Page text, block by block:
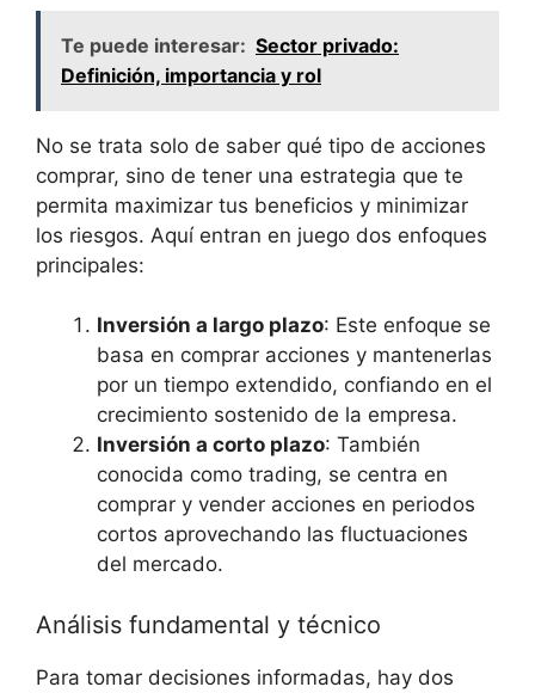
Te puede interesar: Sector privado:
Definición, importancia y rol
No se trata solo de saber qué tipo de acciones
comprar, sino de tener una estrategia que te
permita maximizar tus beneficios y minimizar
los riesgos. Aquí entran en juego dos enfoques
principales:
Inversión a largo plazo: Este enfoque se
basa en comprar acciones y mantenerlas
por un tiempo extendido, confiando en el
crecimiento sostenido de la empresa.
Inversión a corto plazo: También
conocida como trading, se centra en
comprar y vender acciones en periodos
cortos aprovechando las fluctuaciones
del mercado.
Análisis fundamental y técnico
Para tomar decisiones informadas, hay dos